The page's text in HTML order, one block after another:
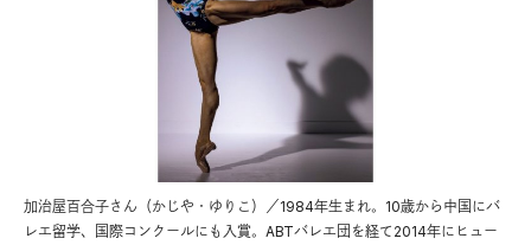
加治屋百合子さん（かじや・ゆりこ）／1984年生まれ。10歳から中国にバ
レエ留学、国際コンクールにも入賞。ABTバレエ団を経て2014年にヒュー